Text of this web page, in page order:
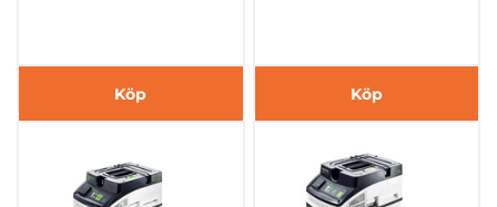
Köp Köp